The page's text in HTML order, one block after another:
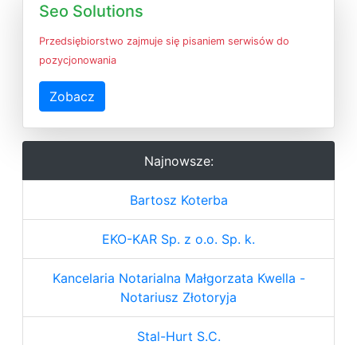
Seo Solutions
Przedsiębiorstwo zajmuje się pisaniem serwisów do
pozycjonowania
Zobacz
Najnowsze:
Bartosz Koterba
EKO-KAR Sp. z o.o. Sp. k.
Kancelaria Notarialna Małgorzata Kwella -
Notariusz Złotoryja
Stal-Hurt S.C.